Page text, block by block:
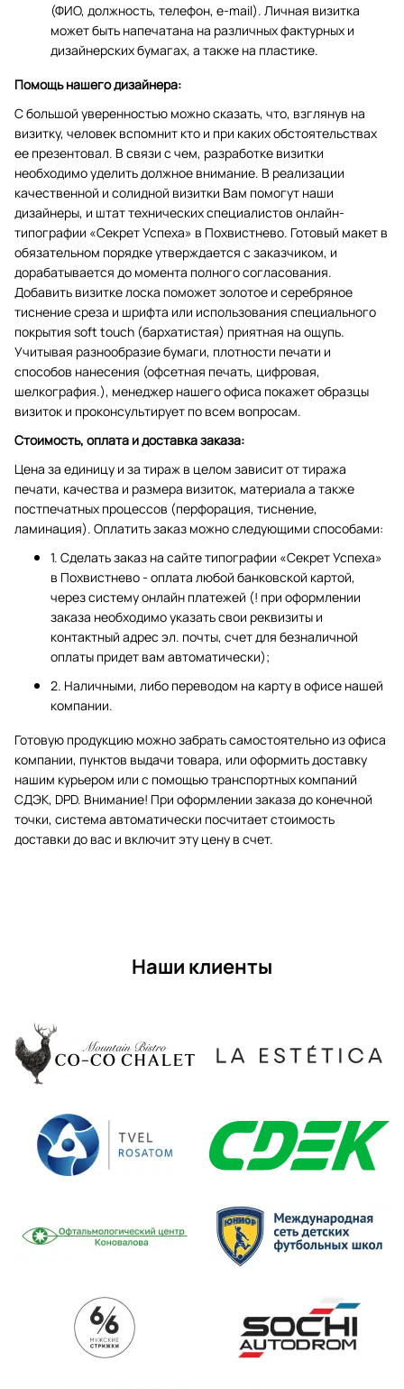
(ФИО, должность, телефон, e-mail). Личная визитка
может быть напечатана на различных фактурных и
дизайнерских бумагах, а также на пластике.
Помощь нашего дизайнера:
С большой уверенностью можно сказать, что, взглянув на
визитку, человек вспомнит кто и при каких обстоятельствах
ее презентовал. В связи с чем, разработке визитки
необходимо уделить должное внимание. В реализации
качественной и солидной визитки Вам помогут наши
дизайнеры, и штат технических специалистов онлайн-
типографии «Секрет Успеха» в Похвистнево. Готовый макет в
обязательном порядке утверждается с заказчиком, и
дорабатывается до момента полного согласования.
Добавить визитке лоска поможет золотое и серебряное
тиснение среза и шрифта или использования специального
покрытия soft touch (бархатистая) приятная на ощупь.
Учитывая разнообразие бумаги, плотности печати и
способов нанесения (офсетная печать, цифровая,
шелкография.), менеджер нашего офиса покажет образцы
визиток и проконсультирует по всем вопросам.
Стоимость, оплата и доставка заказа:
Цена за единицу и за тираж в целом зависит от тиража
печати, качества и размера визиток, материала а также
постпечатных процессов (перфорация, тиснение,
ламинация). Оплатить заказ можно следующими способами:
1. Сделать заказ на сайте типографии «Секрет Успеха»
в Похвистнево - оплата любой банковской картой,
через систему онлайн платежей (! при оформлении
заказа необходимо указать свои реквизиты и
контактный адрес эл. почты, счет для безналичной
оплаты придет вам автоматически);
2. Наличными, либо переводом на карту в офисе нашей
компании.
Готовую продукцию можно забрать самостоятельно из офиса
компании, пунктов выдачи товара, или оформить доставку
нашим курьером или с помощью транспортных компаний
СДЭК, DPD. Внимание! При оформлении заказа до конечной
точки, система автоматически посчитает стоимость
доставки до вас и включит эту цену в счет.
Наши клиенты